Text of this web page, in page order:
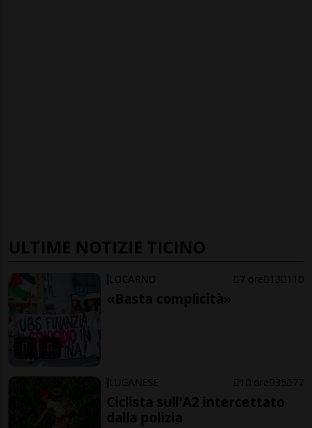
ULTIME NOTIZIE TICINO
LOCARNO 7 ore 13 110
«Basta complicità»
LUGANESE 10 ore 35 77
Ciclista sull'A2 intercettato
dalla polizia